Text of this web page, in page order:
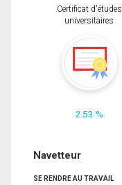
Certificat d'études
universitaires
2.53 %
Navetteur
SE RENDRE AU TRAVAIL